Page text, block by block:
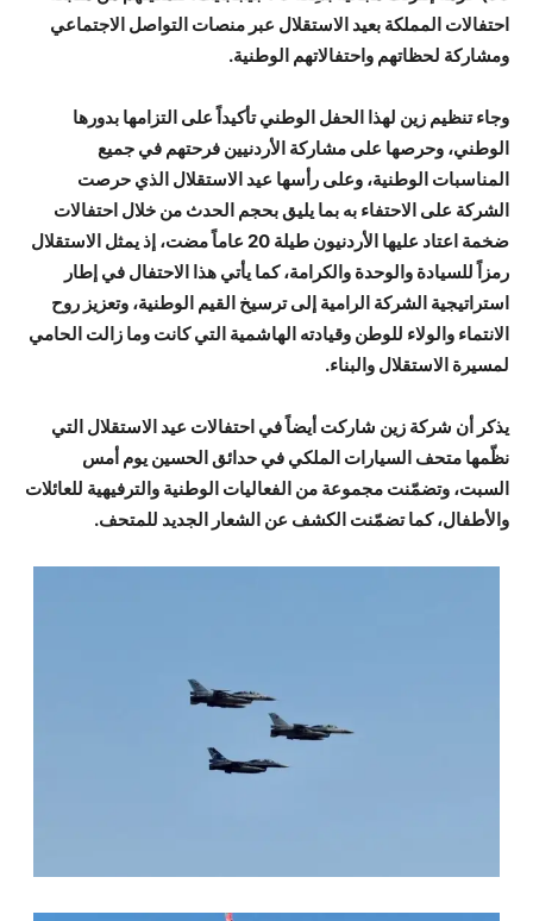
احتفالات المملكة بعيد الاستقلال عبر منصات التواصل الاجتماعي
ومشاركة لحظاتهم واحتفالاتهم الوطنية.
وجاء تنظيم زين لهذا الحفل الوطني تأكيداً على التزامها بدورها
الوطني، وحرصها على مشاركة الأردنيين فرحتهم في جميع
المناسبات الوطنية، وعلى رأسها عيد الاستقلال الذي حرصت
الشركة على الاحتفاء به بما يليق بحجم الحدث من خلال احتفالات
ضخمة اعتاد عليها الأردنيون طيلة 20 عاماً مضت، إذ يمثل الاستقلال
رمزاً للسيادة والوحدة والكرامة، كما يأتي هذا الاحتفال في إطار
استراتيجية الشركة الرامية إلى ترسيخ القيم الوطنية، وتعزيز روح
الانتماء والولاء للوطن وقيادته الهاشمية التي كانت وما زالت الحامي
لمسيرة الاستقلال والبناء.
يذكر أن شركة زين شاركت أيضاً في احتفالات عيد الاستقلال التي
نظّمها متحف السيارات الملكي في حدائق الحسين يوم أمس
السبت، وتضمّنت مجموعة من الفعاليات الوطنية والترفيهية للعائلات
والأطفال، كما تضمّنت الكشف عن الشعار الجديد للمتحف.